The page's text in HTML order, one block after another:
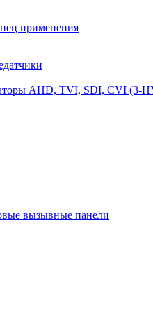
применения
AHD, TVI, SDI, CVI (3-
вызывные панели